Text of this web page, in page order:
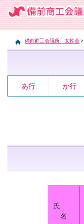
備前商工会議所 女性会 >
あ行 か行
氏
名